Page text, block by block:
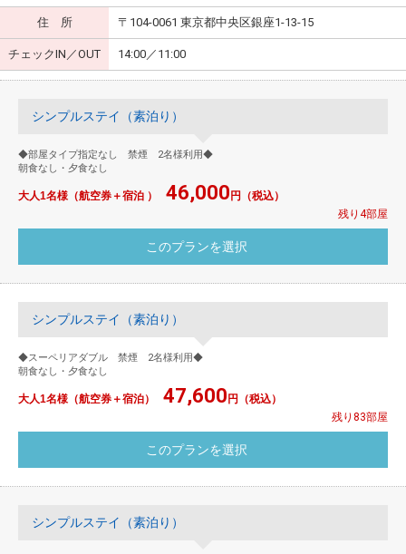
住 所 〒104-0061 東京都中央区銀座1-13-15
チェックIN／OUT 14:00／11:00
シンプルステイ（素泊り）
◆部屋タイプ指定なし 禁煙 2名様利用◆
朝食なし・夕食なし
大人1名様（航空券＋宿泊 ） 46,000 円（税込）
残り4部屋
シンプルステイ（素泊り）
◆スーペリアダブル 禁煙 2名様利用◆
朝食なし・夕食なし
大人1名様（航空券＋宿泊） 47,600 円（税込）
残り83部屋
シンプルステイ（素泊り）